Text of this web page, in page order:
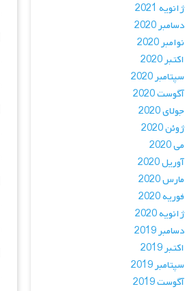
ژانویه 2021
دسامبر 2020
نوامبر 2020
اکتبر 2020
سپتامبر 2020
آگوست 2020
جولای 2020
ژوئن 2020
می 2020
آوریل 2020
مارس 2020
فوریه 2020
ژانویه 2020
دسامبر 2019
اکتبر 2019
سپتامبر 2019
آگوست 2019